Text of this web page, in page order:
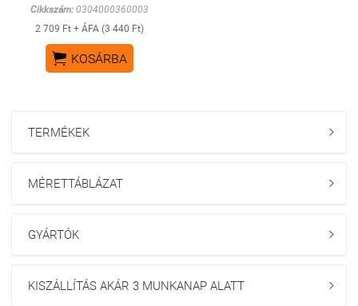
Cikkszám: 0304000360003
2 709 Ft + ÁFA (3 440 Ft)
 KOSÁRBA
TERMÉKEK 
MÉRETTÁBLÁZAT 
GYÁRTÓK 
KISZÁLLÍTÁS AKÁR 3 MUNKANAP ALATT 